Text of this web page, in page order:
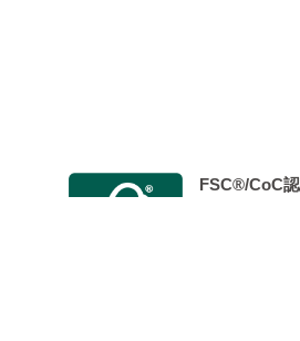
FSC®/CoC認